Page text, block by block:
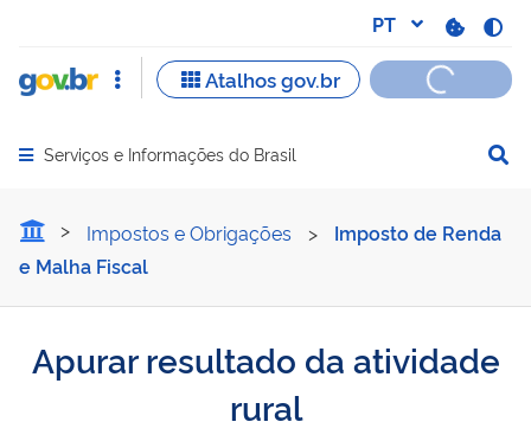
Abrir menu principal de navegação
Serviços e Informações do Brasil
Apurar resultado da
Impostos e Obrigações >
Imposto de Renda
e Malha Fiscal
Apurar resultado da atividade
rural